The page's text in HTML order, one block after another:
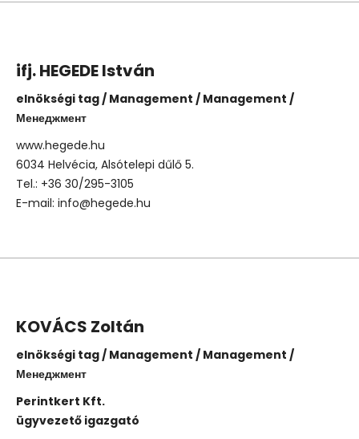
ifj. HEGEDE István
elnökségi tag / Management / Management /
Менеджмент
www.hegede.hu
6034 Helvécia, Alsótelepi dűlő 5.
Tel.: +36 30/295-3105
E-mail: info@hegede.hu
KOVÁCS Zoltán
elnökségi tag / Management / Management /
Менеджмент
Perintkert Kft.
ügyvezető igazgató